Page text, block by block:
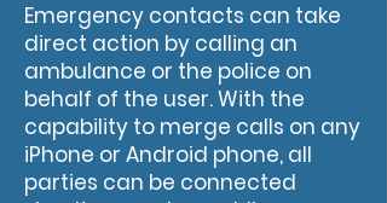
Emergency contacts can take
direct action by calling an
ambulance or the police on
behalf of the user. With the
capability to merge calls on any
iPhone or Android phone, all
parties can be connected